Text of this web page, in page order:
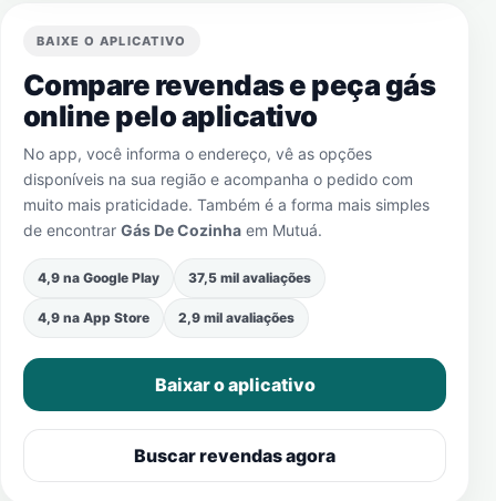
BAIXE O APLICATIVO
Compare revendas e peça gás
online pelo aplicativo
No app, você informa o endereço, vê as opções
disponíveis na sua região e acompanha o pedido com
muito mais praticidade. Também é a forma mais simples
de encontrar Gás De Cozinha em Mutuá.
4,9 na Google Play 37,5 mil avaliações
4,9 na App Store 2,9 mil avaliações
Baixar o aplicativo
Buscar revendas agora